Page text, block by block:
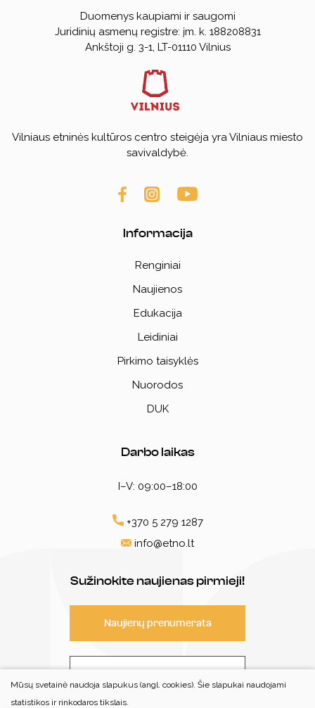
Duomenys kaupiami ir saugomi
Juridinių asmenų registre: įm. k. 188208831
Ankštoji g. 3-1, LT-01110 Vilnius
Vilniaus etninės kultūros centro steigėja yra Vilniaus miesto
savivaldybė.
Informacija
Renginiai
Naujienos
Edukacija
Leidiniai
Pirkimo taisyklės
Nuorodos
DUK
Darbo laikas
I–V: 09:00–18:00
+370 5 279 1287
info@etno.lt
Sužinokite naujienas pirmieji!
Naujienų prenumerata
Mūsų svetainė naudoja slapukus (angl. cookies). Šie slapukai naudojami
statistikos ir rinkodaros tikslais.